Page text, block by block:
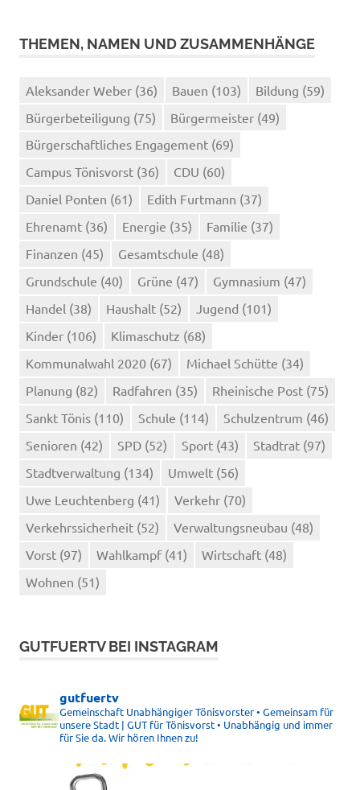
THEMEN, NAMEN UND ZUSAMMENHÄNGE
Aleksander Weber (36) Bauen (103) Bildung (59)
Bürgerbeteiligung (75) Bürgermeister (49)
Bürgerschaftliches Engagement (69)
Campus Tönisvorst (36) CDU (60)
Daniel Ponten (61) Edith Furtmann (37)
Ehrenamt (36) Energie (35) Familie (37)
Finanzen (45) Gesamtschule (48)
Grundschule (40) Grüne (47) Gymnasium (47)
Handel (38) Haushalt (52) Jugend (101)
Kinder (106) Klimaschutz (68)
Kommunalwahl 2020 (67) Michael Schütte (34)
Planung (82) Radfahren (35) Rheinische Post (75)
Sankt Tönis (110) Schule (114) Schulzentrum (46)
Senioren (42) SPD (52) Sport (43) Stadtrat (97)
Stadtverwaltung (134) Umwelt (56)
Uwe Leuchtenberg (41) Verkehr (70)
Verkehrssicherheit (52) Verwaltungsneubau (48)
Vorst (97) Wahlkampf (41) Wirtschaft (48)
Wohnen (51)
GUTFUERTV BEI INSTAGRAM
gutfuertv
Gemeinschaft Unabhängiger Tönisvorster • Gemeinsam für
unsere Stadt | GUT für Tönisvorst • Unabhängig und immer
für Sie da. Wir hören Ihnen zu!